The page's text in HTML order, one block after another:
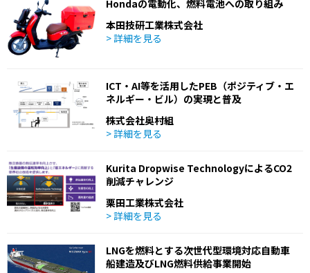
Hondaの電動化、燃料電池への取り組み
本田技研工業株式会社
> 詳細を見る
ICT・AI等を活用したPEB（ポジティブ・エ
ネルギー・ビル）の実現と普及
株式会社奥村組
> 詳細を見る
Kurita Dropwise TechnologyによるCO2
削減チャレンジ
栗田工業株式会社
> 詳細を見る
LNGを燃料とする次世代型環境対応自動車
船建造及びLNG燃料供給事業開始